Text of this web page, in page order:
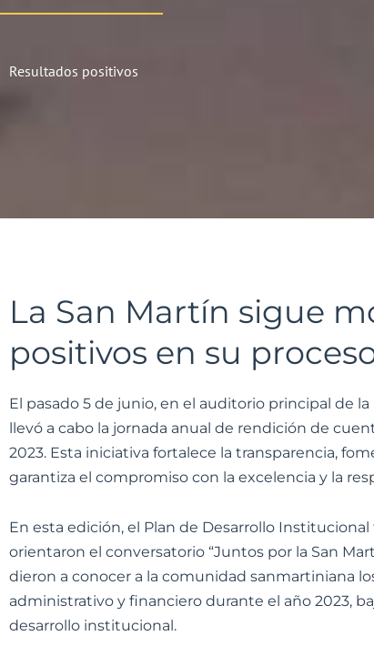
Resultados positivos
La San Martín sigue
positivos en su
El pasado 5 de junio, en el auditorio principal de
llevó a cabo la jornada anual de rendición de
2023. Esta iniciativa fortalece la transparencia,
garantiza el compromiso con la excelencia y la
En esta edición, el Plan de Desarrollo
orientaron el conversatorio “Juntos por la San
dieron a conocer a la comunidad sanmartiniana
administrativo y financiero durante el año 2023,
desarrollo institucional.